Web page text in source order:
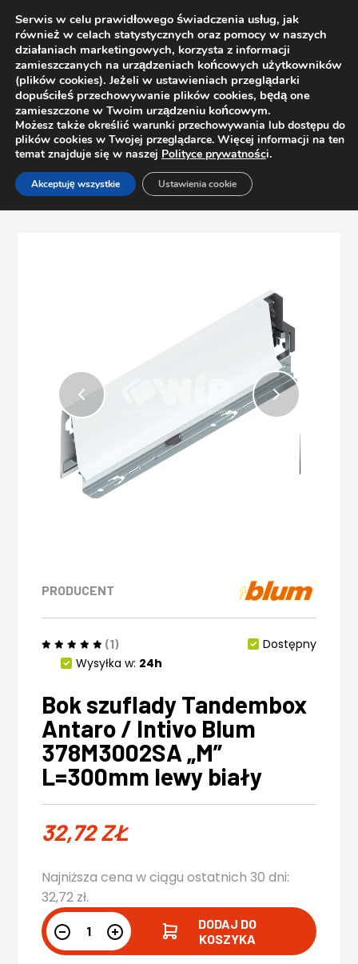
Strona główna Sklep
Szuflady
Bok szuflady Tandembox Antaro / Intivo Blum 378M3002SA
PRODUCENT
(1)
Dostępny
Wysyłka w: 24h
Bok szuflady Tandembox
Antaro / Intivo Blum
378M3002SA „M”
L=300mm lewy biały
32,72ZŁ
Najniższa cena w ciągu ostatnich 30 dni:
32,72 zł.
DODAJ DO
KOSZYKA
Serwis w celu prawidłowego świadczenia usług, jak
również w celach statystycznych oraz pomocy w naszych
działaniach marketingowych, korzysta z informacji
zamieszczanych na urządzeniach końcowych użytkowników
(plików cookies). Jeżeli w ustawieniach przeglądarki
dopuściłeś przechowywanie plików cookies, będą one
zamieszczone w Twoim urządzeniu końcowym.
Możesz także określić warunki przechowywania lub dostępu do
plików cookies w Twojej przeglądarce. Więcej informacji na ten
temat znajduje się w naszej Polityce prywatności.
Akceptuję wszystkie Ustawienia cookie